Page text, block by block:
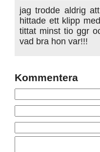
jag trodde aldrig
hittade ett klipp
tittat minst tio ggr
vad bra hon var!!!
Kommentera